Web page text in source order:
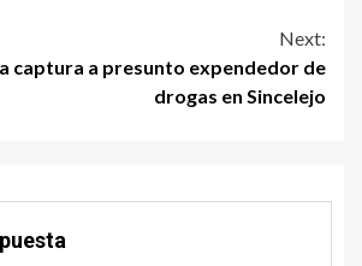
Next:
captura a presunto expendedor de
drogas en Sincelejo